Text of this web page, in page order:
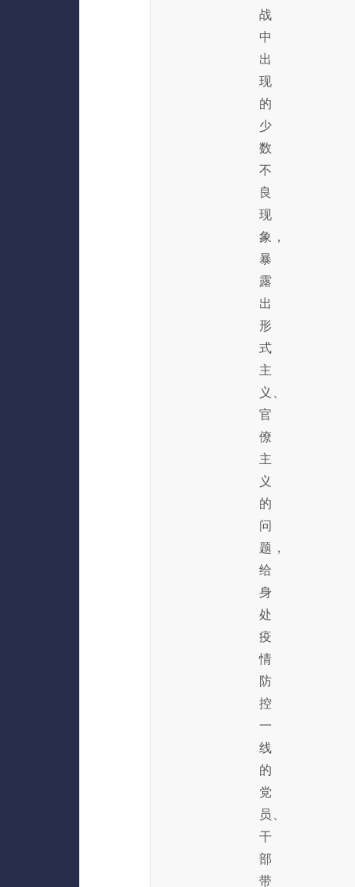
战
中
出
现
的
少
数
不
良
现
象，
暴
露
出
形
式
主
义、
官
僚
主
义
的
问
题，
给
身
处
疫
情
防
控
一
线
的
党
员、
干
部
带